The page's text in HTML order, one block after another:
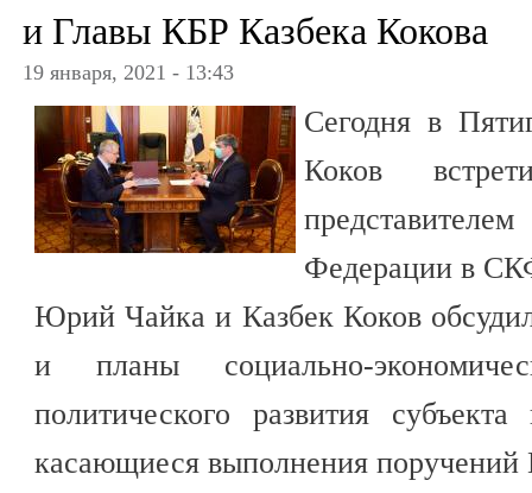
и Главы КБР Казбека Кокова
19 января, 2021 - 13:43
Сегодня в
Коков
Федерации в
Юрий Чайка и Казбек Коков
и планы социально-
политического развития
касающиеся выполнения поручений